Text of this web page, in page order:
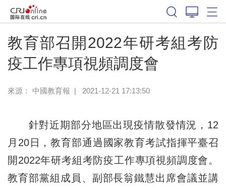
教育部召開2022年研考組考防
疫工作專項視頻調度會
來源： 中國教育報 | 2021-12-21 17:13:50
針對近期部分地區出現疫情散發情況，12
月20日，教育部通過國家教育考試指揮平臺召
開2022年研考組考防疫工作專項視頻調度會。
教育部黨組成員、副部長翁鐵慧出席會議並講